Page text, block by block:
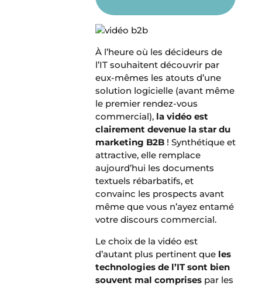
À l’heure où les décideurs de
l’IT souhaitent découvrir par
eux-mêmes les atouts d’une
solution logicielle (avant même
le premier rendez-vous
commercial), la vidéo est
clairement devenue la star du
marketing B2B ! Synthétique et
attractive, elle remplace
aujourd’hui les documents
textuels rébarbatifs, et
convainc les prospects avant
même que vous n’ayez entamé
votre discours commercial.
Le choix de la vidéo est
d’autant plus pertinent que les
technologies de l’IT sont bien
souvent mal comprises par les